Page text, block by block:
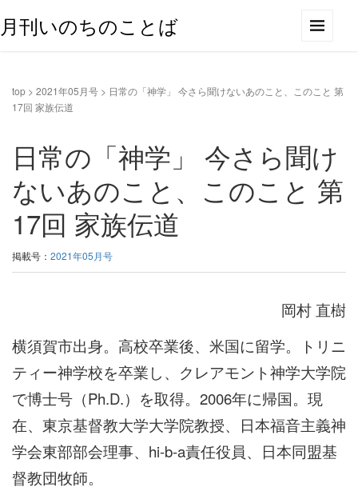
月刊いのちのことば
top > 2021年05月号 > 日常の「神学」 今さら聞けないあのこと、このこと 第
17回 家族伝道
日常の「神学」 今さら聞け
ないあのこと、このこと 第
17回 家族伝道
掲載号： 2021年05月号
岡村 直樹
横須賀市出身。高校卒業後、米国に留学。トリニ
ティー神学校を卒業し、クレアモント神学大学院
で博士号（Ph.D.）を取得。2006年に帰国。現
在、東京基督教大学大学院教授、日本福音主義神
学会東部部会理事、hi-b-a責任役員、日本同盟基
督教団牧師。